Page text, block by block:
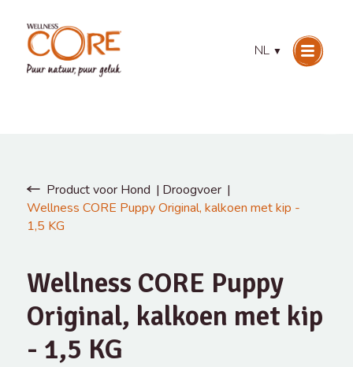
NL ▼
Product voor Hond
Droogvoer
Wellness CORE Puppy Original, kalkoen met kip -
1,5 KG
Wellness CORE Puppy
Original, kalkoen met kip
- 1,5 KG